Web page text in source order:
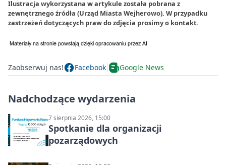
Ilustracja wykorzystana w artykule została pobrana z
zewnętrznego źródła (Urząd Miasta Wejherowo). W przypadku
zastrzeżeń dotyczących praw do zdjęcia prosimy o kontakt.
Zaobserwuj nas! Facebook Google News
Nadchodzące wydarzenia
7 sierpnia 2026, 15:00
Spotkanie dla organizacji
pozarządowych